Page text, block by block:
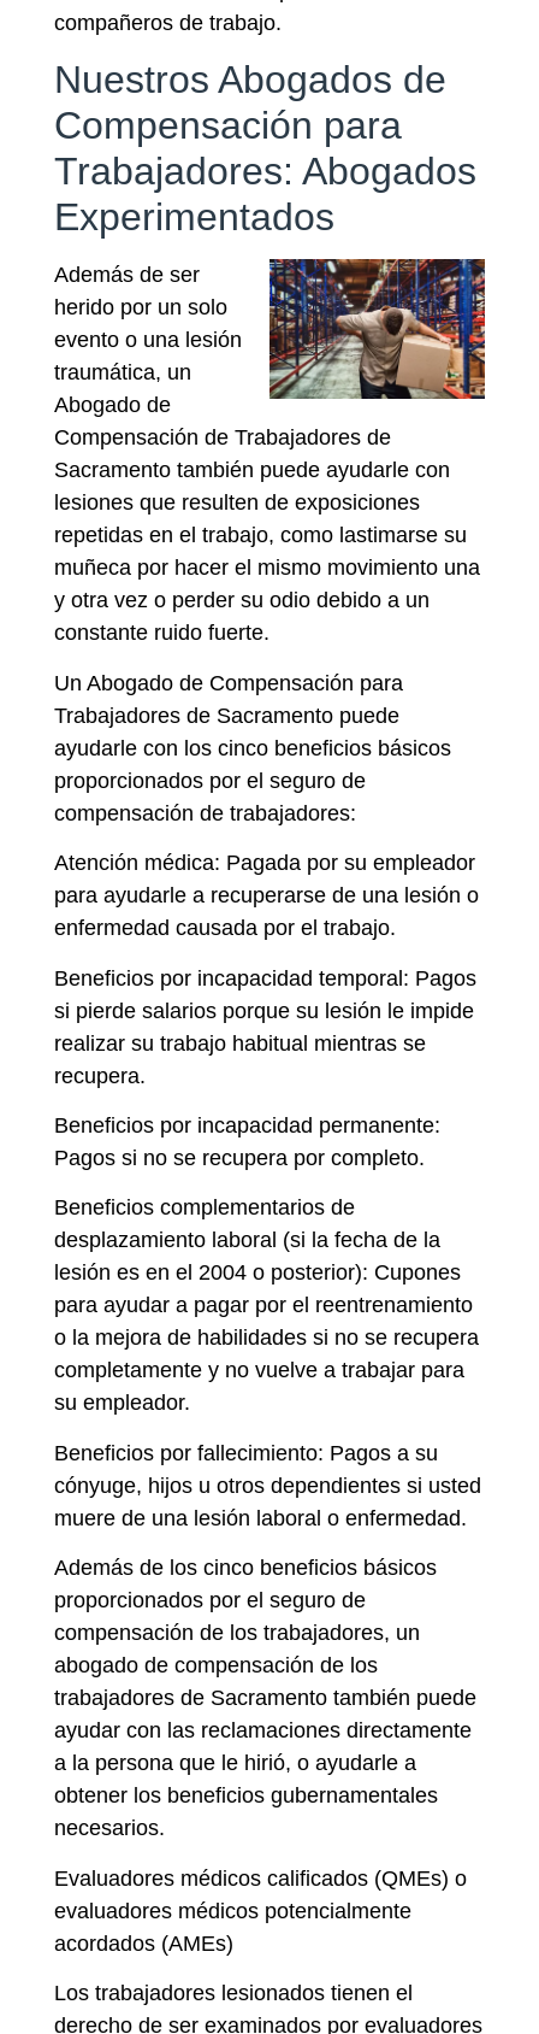
compañeros de trabajo.
Nuestros Abogados de
Compensación para
Trabajadores: Abogados
Experimentados
Además de ser
herido por un solo
evento o una lesión
traumática, un
Abogado de
Compensación de Trabajadores de
Sacramento también puede ayudarle con
lesiones que resulten de exposiciones
repetidas en el trabajo, como lastimarse su
muñeca por hacer el mismo movimiento una
y otra vez o perder su odio debido a un
constante ruido fuerte.
Un Abogado de Compensación para
Trabajadores de Sacramento puede
ayudarle con los cinco beneficios básicos
proporcionados por el seguro de
compensación de trabajadores:
Atención médica: Pagada por su empleador
para ayudarle a recuperarse de una lesión o
enfermedad causada por el trabajo.
Beneficios por incapacidad temporal: Pagos
si pierde salarios porque su lesión le impide
realizar su trabajo habitual mientras se
recupera.
Beneficios por incapacidad permanente:
Pagos si no se recupera por completo.
Beneficios complementarios de
desplazamiento laboral (si la fecha de la
lesión es en el 2004 o posterior): Cupones
para ayudar a pagar por el reentrenamiento
o la mejora de habilidades si no se recupera
completamente y no vuelve a trabajar para
su empleador.
Beneficios por fallecimiento: Pagos a su
cónyuge, hijos u otros dependientes si usted
muere de una lesión laboral o enfermedad.
Además de los cinco beneficios básicos
proporcionados por el seguro de
compensación de los trabajadores, un
abogado de compensación de los
trabajadores de Sacramento también puede
ayudar con las reclamaciones directamente
a la persona que le hirió, o ayudarle a
obtener los beneficios gubernamentales
necesarios.
Evaluadores médicos calificados (QMEs) o
evaluadores médicos potencialmente
acordados (AMEs)
Los trabajadores lesionados tienen el
derecho de ser examinados por evaluadores